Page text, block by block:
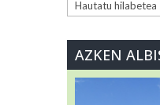
ALBISTEEN
AZKEN